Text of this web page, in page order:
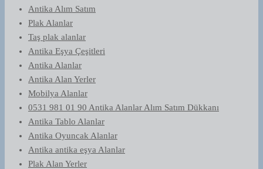
Antika Alım Satım
Plak Alanlar
Taş plak alanlar
Antika Eşya Çeşitleri
Antika Alanlar
Antika Alan Yerler
Mobilya Alanlar
0531 981 01 90 Antika Alanlar Alım Satım Dükkanı
Antika Tablo Alanlar
Antika Oyuncak Alanlar
Antika antika eşya Alanlar
Plak Alan Yerler